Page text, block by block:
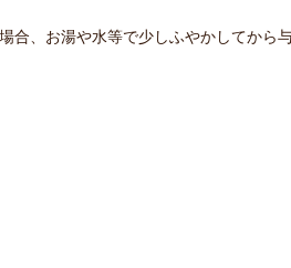
、お湯や水等で少しふやかしてから